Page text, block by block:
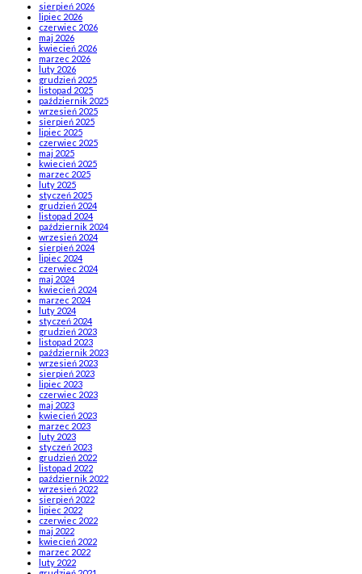
sierpień 2026
lipiec 2026
czerwiec 2026
maj 2026
kwiecień 2026
marzec 2026
luty 2026
grudzień 2025
listopad 2025
październik 2025
wrzesień 2025
sierpień 2025
lipiec 2025
czerwiec 2025
maj 2025
kwiecień 2025
marzec 2025
luty 2025
styczeń 2025
grudzień 2024
listopad 2024
październik 2024
wrzesień 2024
sierpień 2024
lipiec 2024
czerwiec 2024
maj 2024
kwiecień 2024
marzec 2024
luty 2024
styczeń 2024
grudzień 2023
listopad 2023
październik 2023
wrzesień 2023
sierpień 2023
lipiec 2023
czerwiec 2023
maj 2023
kwiecień 2023
marzec 2023
luty 2023
styczeń 2023
grudzień 2022
listopad 2022
październik 2022
wrzesień 2022
sierpień 2022
lipiec 2022
czerwiec 2022
maj 2022
kwiecień 2022
marzec 2022
luty 2022